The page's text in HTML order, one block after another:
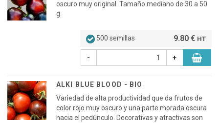
oscuro muy original. Tamaño mediano de 30 a 50
g.
500 semillas 9.80 € HT
- +
ALKI BLUE BLOOD - BIO
Variedad de alta productividad que da frutos de
color rojo muy oscuro y una parte morada oscura
hacia el pedúnculo. Decorativas y atractivas son